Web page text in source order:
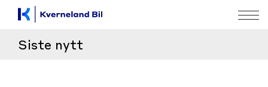
Siste nytt